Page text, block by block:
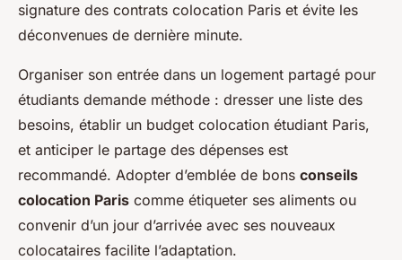
signature des contrats colocation Paris et évite les
déconvenues de dernière minute.
Organiser son entrée dans un logement partagé pour
étudiants demande méthode : dresser une liste des
besoins, établir un budget colocation étudiant Paris,
et anticiper le partage des dépenses est
recommandé. Adopter d’emblée de bons conseils
colocation Paris comme étiqueter ses aliments ou
convenir d’un jour d’arrivée avec ses nouveaux
colocataires facilite l’adaptation.